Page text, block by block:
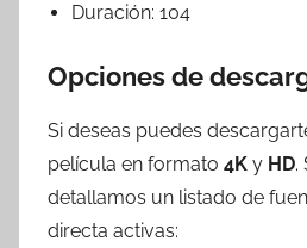
Duración: 104
Opciones de
Si deseas puedes
película en formato 4K y HD.
detallamos un listado de
directa activas: